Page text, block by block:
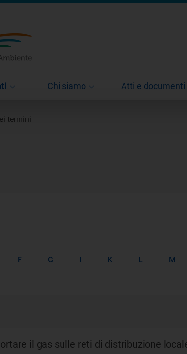
Chi siamo Atti e documenti
termini
F G I K L M
il gas sulle reti di distribuzione